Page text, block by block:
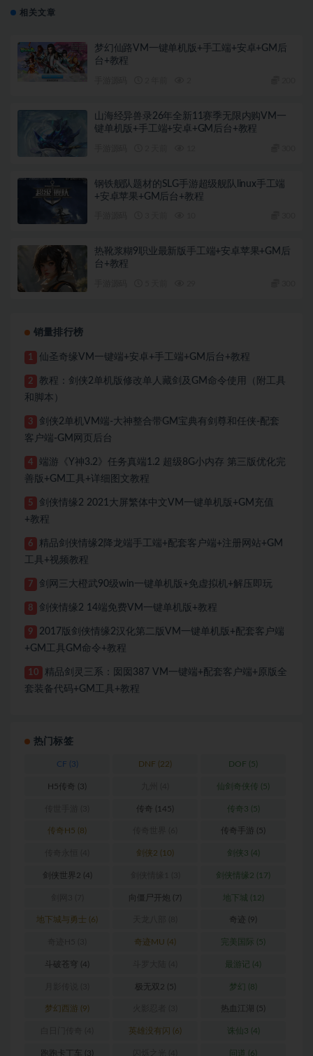
相关文章
梦幻仙路VM一键单机版+手工端+安卓+GM后
台+教程
山海经异兽录26年全新11赛季无限内购VM一
键单机版+手工端+安卓+GM后台+教程
钢铁舰队题材的SLG手游超级舰队linux手工端
+安卓苹果+GM后台+教程
热靴浆糊9职业最新版手工端+安卓苹果+GM后
台+教程
销量排行榜
1 仙圣奇缘VM一键端+安卓+手工端+GM后台+教程
2
教程：剑侠2单机版修改单人藏剑及GM命令使用（附工具
和脚本）
3
剑侠2单机VM端-大神整合带GM宝典有剑尊和任侠-配套
客户端-GM网页后台
4
端游《Y神3.2》任务真端1.2 超级8G小内存 第三版优化完
善版+GM工具+详细图文教程
5
剑侠情缘2 2021大屏繁体中文VM一键单机版+GM充值
+教程
6
精品剑侠情缘2降龙端手工端+配套客户端+注册网站+GM
工具+视频教程
7 剑网三大橙武90级win一键单机版+免虚拟机+解压即玩
8 剑侠情缘2 14端免费VM一键单机版+教程
9
2017版剑侠情缘2汉化第二版VM一键单机版+配套客户端
+GM工具GM命令+教程
10
精品剑灵三系：囡囡387 VM一键端+配套客户端+原版全
套装备代码+GM工具+教程
热门标签
CF (3) DNF (22) DOF (5)
H5传奇 (3) 仙剑奇侠传 (5)
传奇 (145) 传奇3 (5)
传奇H5 (8) 传奇手游 (5)
剑侠2 (10) 剑侠3 (4)
剑侠世界2 (4) 剑侠情缘2 (17)
向僵尸开炮 (7) 地下城 (12)
地下城与勇士 (6) 奇迹 (9)
奇迹MU (4) 完美国际 (5)
斗破苍穹 (4) 最游记 (4)
极无双2 (5) 梦幻 (8)
梦幻西游 (9) 热血江湖 (5)
英雄没有闪 (6) 诛仙3 (4)
跑跑卡丁车 (3) 问道 (6)